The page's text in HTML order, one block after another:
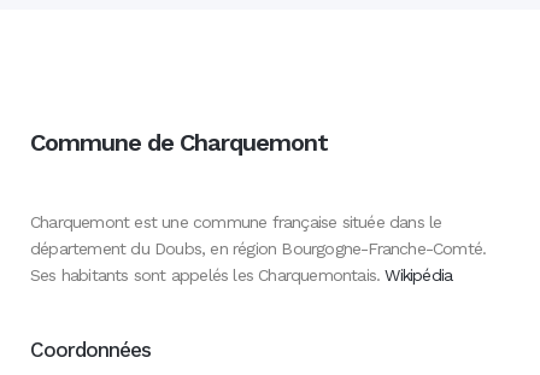
Commune de Charquemont
Charquemont est une commune française située dans le
département du Doubs, en région Bourgogne-Franche-Comté.
Ses habitants sont appelés les Charquemontais.Wikipédia
Coordonnées